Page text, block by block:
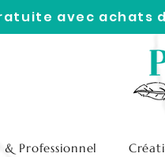
avec achats
& Professionnel